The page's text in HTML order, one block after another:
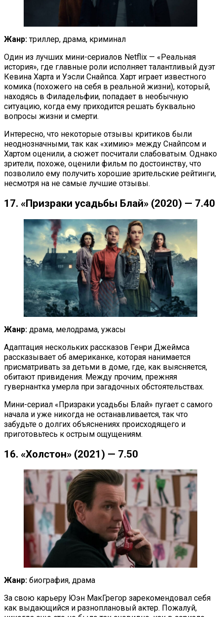
Жанр:триллер, драма, криминал
Один из лучших мини-сериалов Netflix — «Реальная
история», где главные роли исполняет талантливый дуэт
Кевина Харта и Уэсли Снайпса. Харт играет известного
комика (похожего на себя в реальной жизни), который,
находясь в Филадельфии, попадает в необычную
ситуацию, когда ему приходится решать буквально
вопросы жизни и смерти.
Интересно, что некоторые отзывы критиков были
неоднозначными, так как «химию» между Снайпсом и
Хартом оценили, а сюжет посчитали слабоватым. Однако
зрители, похоже, оценили фильм по достоинству, что
позволило ему получить хорошие зрительские рейтинги,
несмотря на не самые лучшие отзывы.
17. «Призраки усадьбы Блай» (2020) — 7.40
Жанр: драма, мелодрама, ужасы
Адаптация нескольких рассказов Генри Джеймса
рассказывает об американке, которая нанимается
присматривать за детьми в доме, где, как выясняется,
обитают привидения. Между прочим, прежняя
гувернантка умерла при загадочных обстоятельствах.
Мини-сериал «Призраки усадьбы Блай» пугает с самого
начала и уже никогда не останавливается, так что
забудьте о долгих объяснениях происходящего и
приготовьтесь к острым ощущениям.
16. «Холстон» (2021) — 7.50
Жанр: биография, драма
За свою карьеру Юэн МакГрегор зарекомендовал себя
как выдающийся и разноплановый актер. Пожалуй,